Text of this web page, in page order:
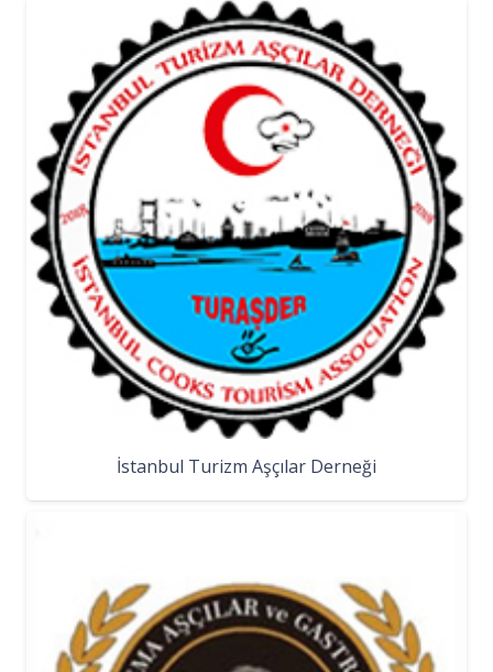
İstanbul Turizm Aşçılar Derneği